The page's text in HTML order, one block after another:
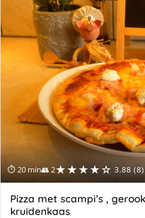
⏱ 20 min👥 2★★★★☆ 3.88 (8)
Pizza met scampi’s ,
kruidenkaas